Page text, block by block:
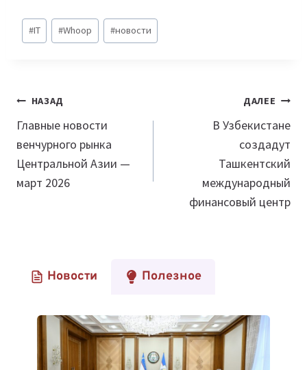
Метки
записи:
#IT #Whoop #новости
Навигация
по
записям
НАЗАД
Главные новости
венчурного рынка
Центральной Азии —
март 2026
ДАЛЕЕ
В Узбекистане
создадут
Ташкентский
международный
финансовый центр
Новости Полезное